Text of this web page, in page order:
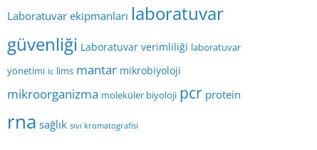
Laboratuvar ekipmanları laboratuvar
güvenliği Laboratuvar verimliliği laboratuvar
yönetimi lc lims mantar mikrobiyoloji
mikroorganizma moleküler biyoloji pcr protein
rna sağlık sıvı kromatografisi